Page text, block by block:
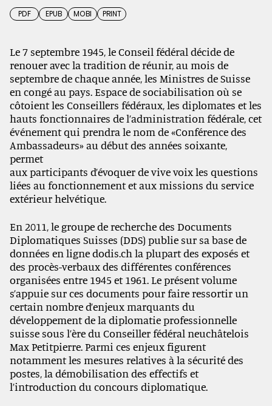
PDF EPUB MOBI PRINT
Le 7 septembre 1945, le Conseil fédéral décide de
renouer avec la tradition de réunir, au mois de
septembre de chaque année, les Ministres de Suisse
en congé au pays. Espace de sociabilisation où se
côtoient les Conseillers fédéraux, les diplomates et les
hauts fonctionnaires de l’administration fédérale, cet
événement qui prendra le nom de «Conférence des
Ambassadeurs» au début des années soixante,
permet
aux participants d’évoquer de vive voix les questions
liées au fonctionnement et aux missions du service
extérieur helvétique.
En 2011, le groupe de recherche des Documents
Diplomatiques Suisses (DDS) publie sur sa base de
données en ligne dodis.ch la plupart des exposés et
des procès-verbaux des différentes conférences
organisées entre 1945 et 1961. Le présent volume
s’appuie sur ces documents pour faire ressortir un
certain nombre d’enjeux marquants du
développement de la diplomatie professionnelle
suisse sous l’ère du Conseiller fédéral neuchâtelois
Max Petitpierre. Parmi ces enjeux figurent
notamment les mesures relatives à la sécurité des
postes, la démobilisation des effectifs et
l’introduction du concours diplomatique.